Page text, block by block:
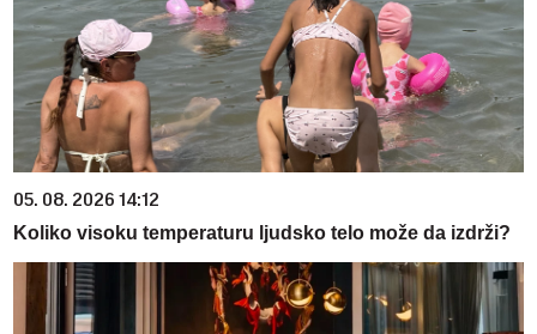
05. 08. 2026 14:12
Koliko visoku temperaturu ljudsko telo može da izdrži?